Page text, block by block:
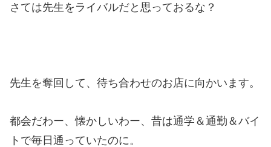
さては先生をライバルだと思っておるな？
先生を奪回して、待ち合わせのお店に向かいます。
都会だわー、懐かしいわー、昔は通学＆通勤＆バイ
トで毎日通っていたのに。